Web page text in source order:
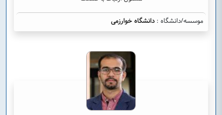
موسسه/دانشگاه : دانشگاه خوارزمی